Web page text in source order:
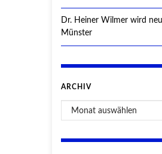
Dr. Heiner Wilmer wird
Münster
ARCHIV